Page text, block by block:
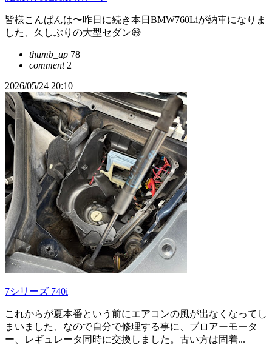
皆様こんばんは〜昨日に続き本日BMW760Liが納車になりま
した、久しぶりの大型セダン😅
thumb_up 78
comment2
2026/05/24 20:10
7シリーズ 740i
これからが夏本番という前にエアコンの風が出なくなってし
まいました、なので自分で修理する事に、ブロアーモータ
ー、レギュレータ同時に交換しました。古い方は固着...